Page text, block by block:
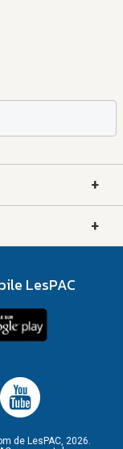
+
+
LesPAC
de LesPAC, 2026.